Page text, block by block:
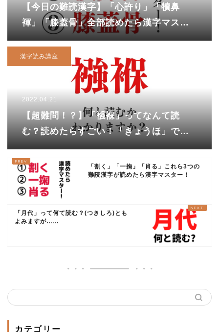
【今日の難読漢字】「心許り」「犢鼻
褌」「膝蓋骨」全部読めたら漢字マスタ
ー！「心許り」を「こころゆるり」と読
んだあなたは…？
漢字読み講座
2022.04.21
【超難問！？】「襁褓」ってなんて読
む？読めたらすごい！「きょうほ」では
ないですよ〜
「割く」「一掬」「肖る」これら3つの
難読漢字が読めたら漢字マスター！
「月代」って何て読む？(つきしろ)とも
よみますが……
カテゴリー